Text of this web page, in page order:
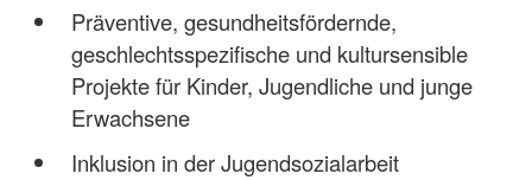
Präventive, gesundheitsfördernde,
geschlechtsspezifische und kultursensible
Projekte für Kinder, Jugendliche und junge
Erwachsene
Inklusion in der Jugendsozialarbeit